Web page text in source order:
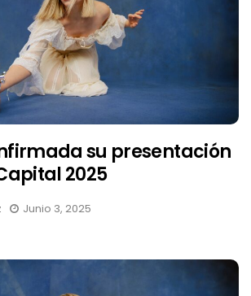
su presentación
2025
Junio 3, 2025